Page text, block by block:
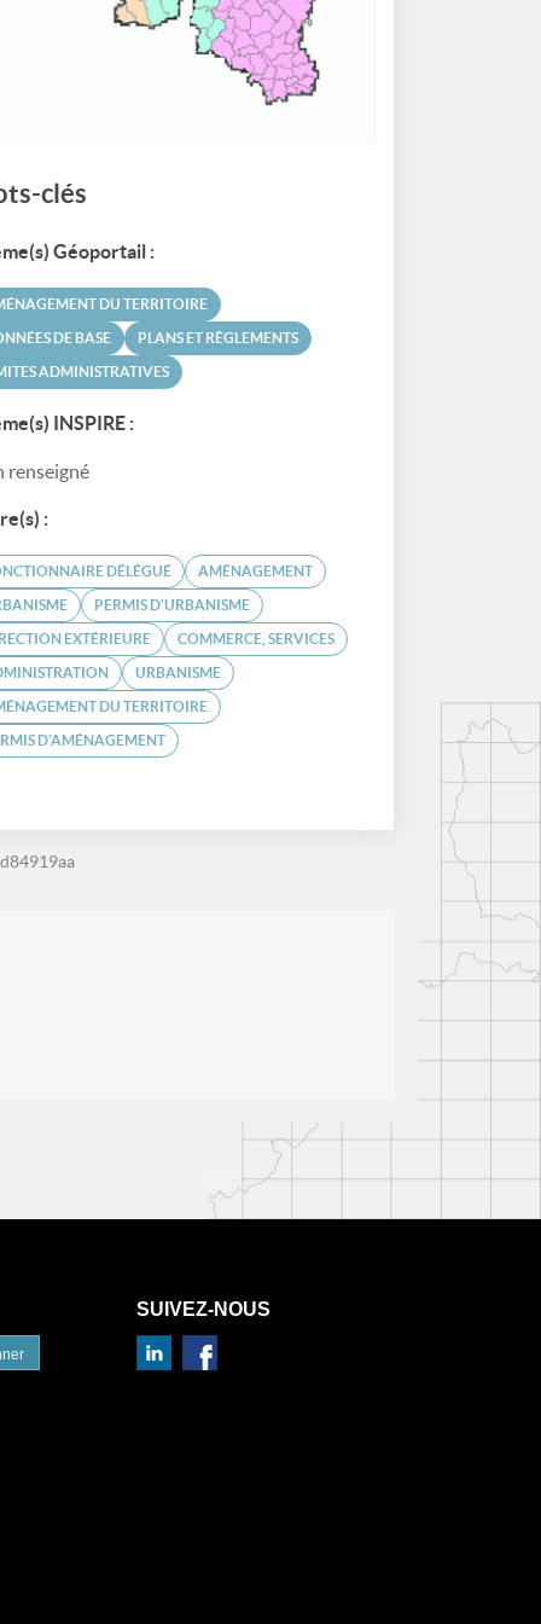
clés
Géoportail :
DU TERRITOIRE
DE BASE PLANS ET RÈGLEMENTS
ADMINISTRATIVES
INSPIRE :
renseigné
:
DÉLÉGUÉ AMÉNAGEMENT
PERMIS D'URBANISME
EXTÉRIEURE COMMERCE, SERVICES
URBANISME
DU TERRITOIRE
D'AMÉNAGEMENT
SUIVEZ-NOUS